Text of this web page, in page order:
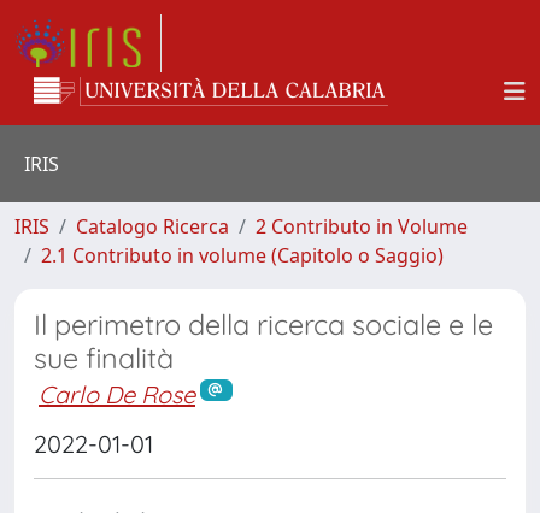
IRIS
IRIS Catalogo Ricerca
2 Contributo in Volume
2.1 Contributo in volume (Capitolo o Saggio)
Il perimetro della ricerca sociale e le
sue finalità
Carlo De Rose
2022-01-01